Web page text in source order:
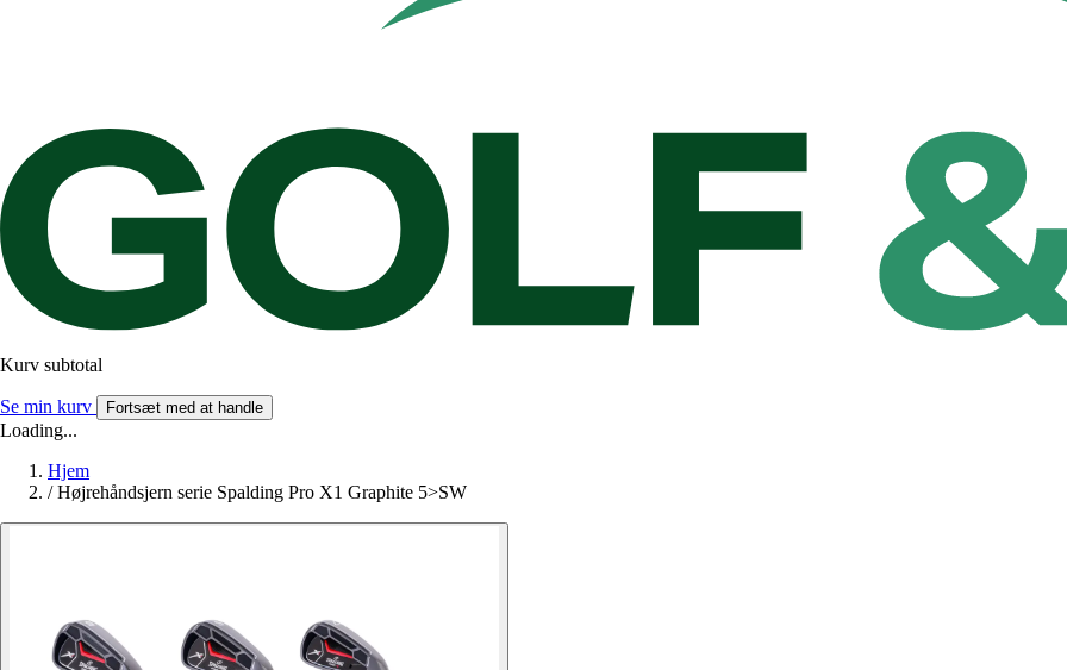
Kurv subtotal
Se min kurv Fortsæt med at handle
Loading...
Hjem
/ Højrehåndsjern serie Spalding Pro X1 Graphite 5>SW